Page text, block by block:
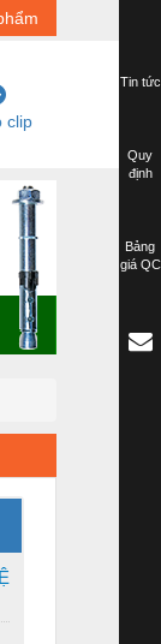
clip
Tin tức
Quy
định
Bảng
giá QC